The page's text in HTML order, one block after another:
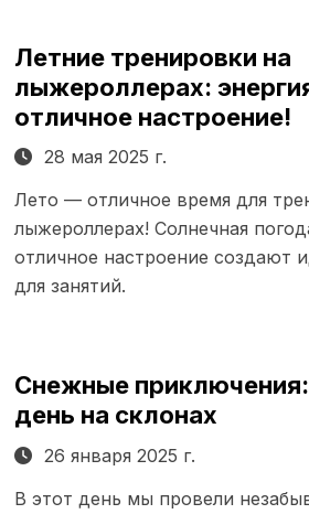
Летние тренировки на
лыжероллерах:
отличное настроение!
28 мая 2025 г.
Лето — отличное время для
лыжероллерах! Солнечная
отличное настроение создают
для занятий.
Снежные
день на склонах
26 января 2025 г.
В этот день мы провели